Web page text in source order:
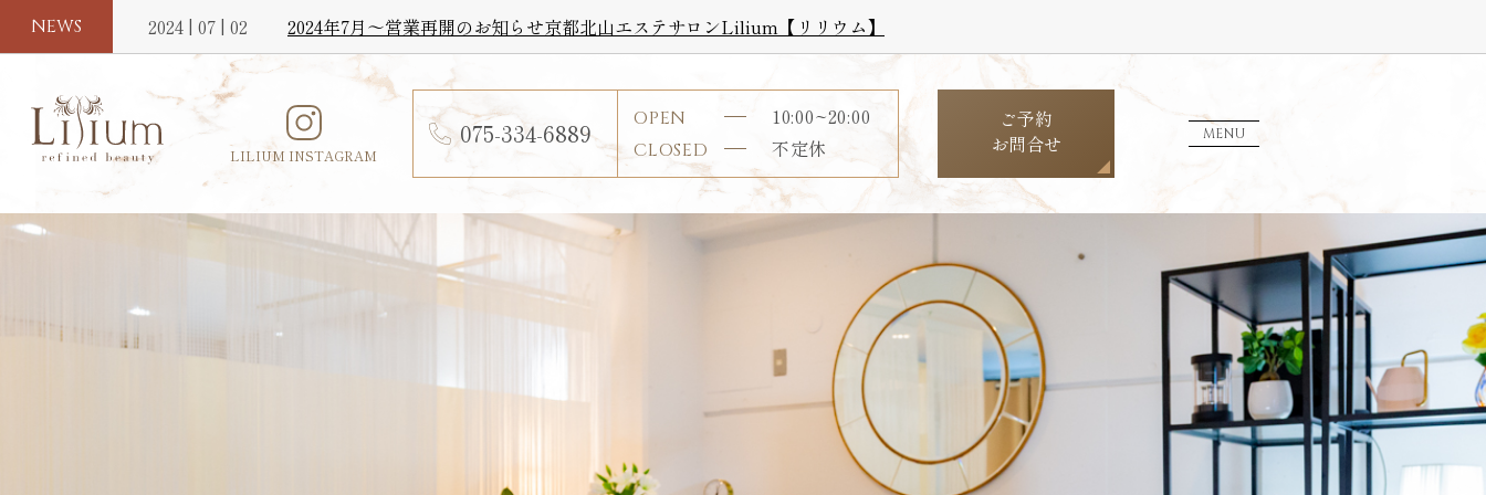
NEWS 2024 | 07 | 02 2024年7月〜営業再開のお知らせ京都北山エステサロンLilium【リリウム】
LILIUM INSTAGRAM
075-334-6889 OPEN 10:00~20:00
CLOSED 不定休
ご予約
お問合せ
MENU